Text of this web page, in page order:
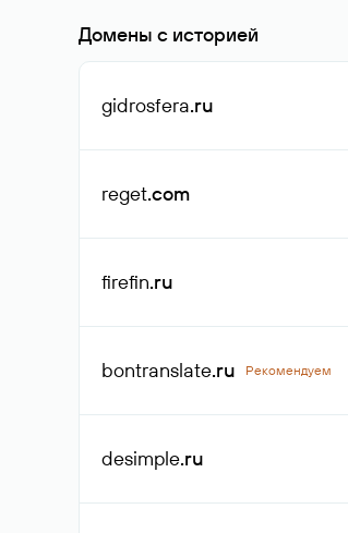
Домены с историей
gidrosfera.ru
reget.com
firefin.ru
bontranslate.ru Рекомендуем
desimple.ru